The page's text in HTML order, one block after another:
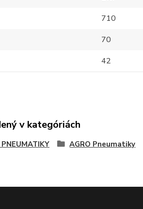
710
70
42
v kategóriách
AGRO Pneumatiky